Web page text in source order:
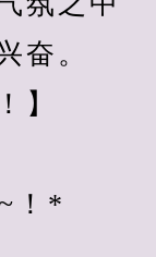
奋。
】
！*